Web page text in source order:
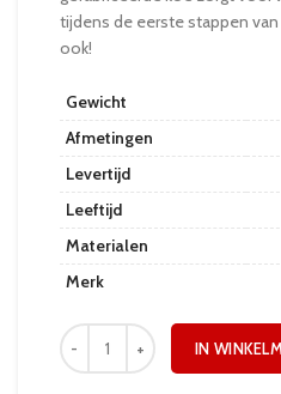
tijdens de eerste stappen van
ook!
Gewicht
Afmetingen
Levertijd
Leeftijd
Materialen
Merk
IN